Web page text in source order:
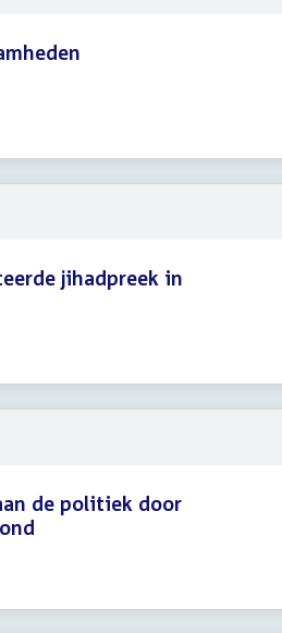
jihadpreek in
de politiek door